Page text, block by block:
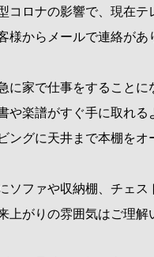
コロナの影響で、現在
様からメールで連絡があ
急に家で仕事をすること
や楽譜がすぐ手に取れる
ングに天井まで本棚をオ
ソファや収納棚、チェス
上がりの雰囲気はご理解